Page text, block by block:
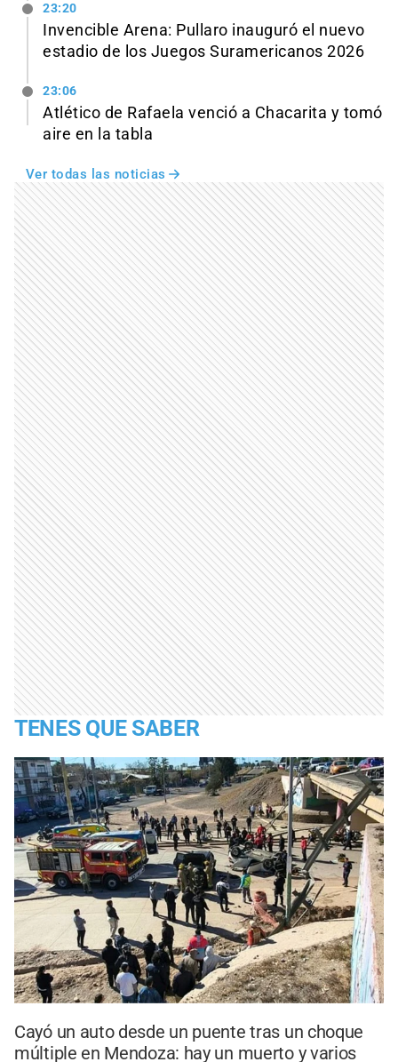
23:20
Invencible Arena: Pullaro inauguró el nuevo
estadio de los Juegos Suramericanos 2026
23:06
Atlético de Rafaela venció a Chacarita y tomó
aire en la tabla
Ver todas las noticias
TENES QUE SABER
Cayó un auto desde un puente tras un choque
múltiple en Mendoza: hay un muerto y varios